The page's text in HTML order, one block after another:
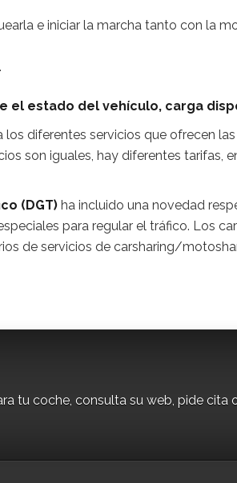
e iniciar la marcha tanto con la
el estado del vehículo, carga
diferentes servicios que ofrecen
son iguales, hay diferentes tarifas,
(DGT) ha incluido una novedad
para regular el tráfico. Los
de servicios de carsharing/
tu coche, consulta su web, pide cita